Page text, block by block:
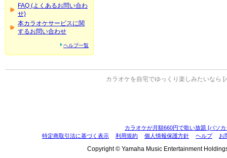
FAQ (よくあるお問い合わ
せ)
本カラオケサービスに関
するお問い合わせ
ヘルプ一覧
カラオケを自宅でゆっくり楽しみたいなら [
カラオケが月額660円で歌い放題 [パソ
特定商取引法に基づく表示
利用規約 個人情報保護方針 ヘルプ お
Copyright © Yamaha Music Entertainment